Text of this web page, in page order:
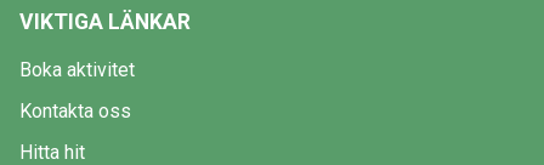
VIKTIGA LÄNKAR
Boka aktivitet
Kontakta oss
Hitta hit